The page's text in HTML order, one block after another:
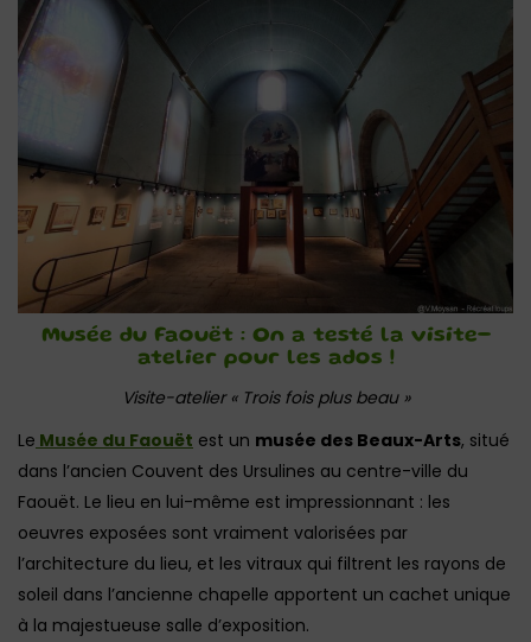
Musée du Faouët : On a testé la visite-
atelier pour les ados !
Visite-atelier « Trois fois plus beau »
Le Musée du Faouët est un musée des Beaux-Arts, situé
dans l’ancien Couvent des Ursulines au centre-ville du
Faouët. Le lieu en lui-même est impressionnant : les
oeuvres exposées sont vraiment valorisées par
l’architecture du lieu, et les vitraux qui filtrent les rayons de
soleil dans l’ancienne chapelle apportent un cachet unique
à la majestueuse salle d’exposition.